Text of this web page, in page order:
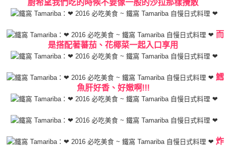
廚希望我們吃的時候不要像一般的沙拉那樣攪散
而
是搭配著蕃茄、花椰菜一起入口享用
鱈
魚肝好香、好嫩啊!!!
炸